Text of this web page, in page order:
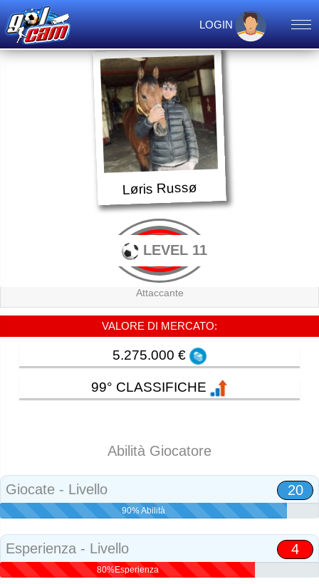
LOGIN
Løris Russø
LEVEL 11
Attaccante
VALORE DI MERCATO:
5.275.000 €
99° CLASSIFICHE
Abilità Giocatore
Giocate - Livello 20
90% Abilità
Esperienza - Livello 4
80%Esperienza